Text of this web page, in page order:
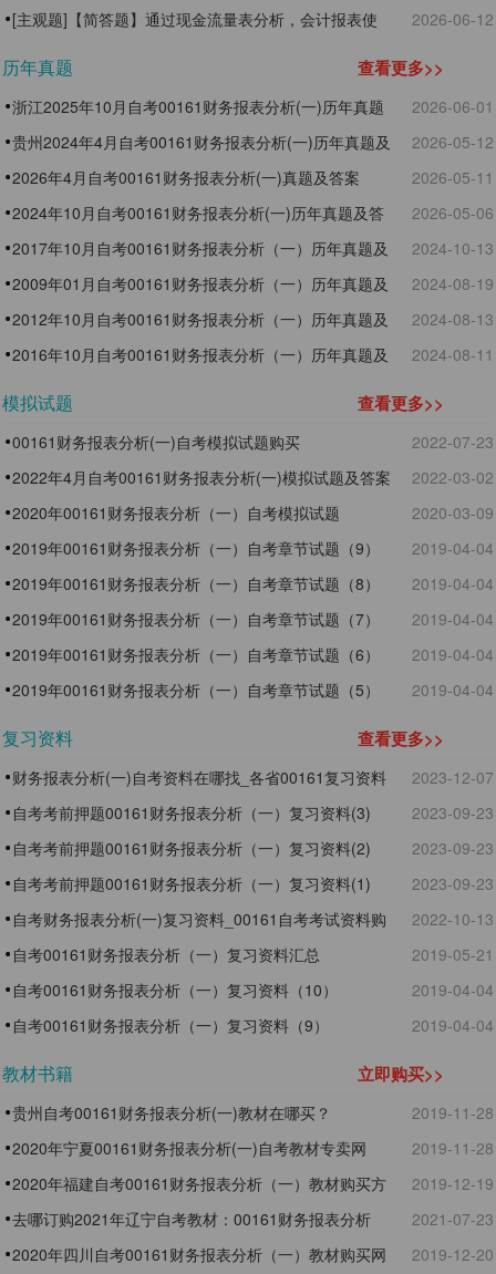
周转天数。
因素。
[主观题]【简答题】通过现金流量表分析，会计报表使
2026-06-12
历年真题 查看更多>>
浙江2025年10月自考00161财务报表分析(一)历年真题
及答案
2026-06-01
贵州2024年4月自考00161财务报表分析(一)历年真题及
答案
2026-05-12
2026年4月自考00161财务报表分析(一)真题及答案
2026-05-11
2024年10月自考00161财务报表分析(一)历年真题及答
案
2026-05-06
2017年10月自考00161财务报表分析（一）历年真题及
答案
2024-10-13
2009年01月自考00161财务报表分析（一）历年真题及
答案
2024-08-19
2012年10月自考00161财务报表分析（一）历年真题及
答案
2024-08-13
2016年10月自考00161财务报表分析（一）历年真题及
答案
2024-08-11
模拟试题 查看更多>>
00161财务报表分析(一)自考模拟试题购买
2022-07-23
2022年4月自考00161财务报表分析(一)模拟试题及答案
1
2022-03-02
2020年00161财务报表分析（一）自考模拟试题
2020-03-09
2019年00161财务报表分析（一）自考章节试题（9）
2019-04-04
2019年00161财务报表分析（一）自考章节试题（8）
2019-04-04
2019年00161财务报表分析（一）自考章节试题（7）
2019-04-04
2019年00161财务报表分析（一）自考章节试题（6）
2019-04-04
2019年00161财务报表分析（一）自考章节试题（5）
2019-04-04
复习资料 查看更多>>
财务报表分析(一)自考资料在哪找_各省00161复习资料
大全
2023-12-07
自考考前押题00161财务报表分析（一）复习资料(3)
2023-09-23
自考考前押题00161财务报表分析（一）复习资料(2)
2023-09-23
自考考前押题00161财务报表分析（一）复习资料(1)
2023-09-23
自考财务报表分析(一)复习资料_00161自考考试资料购
买
2022-10-13
自考00161财务报表分析（一）复习资料汇总
2019-05-21
自考00161财务报表分析（一）复习资料（10）
2019-04-04
自考00161财务报表分析（一）复习资料（9）
2019-04-04
教材书籍 立即购买>>
贵州自考00161财务报表分析(一)教材在哪买？
2019-11-28
2020年宁夏00161财务报表分析(一)自考教材专卖网
2019-11-28
2020年福建自考00161财务报表分析（一）教材购买方
式
2019-12-19
去哪订购2021年辽宁自考教材：00161财务报表分析
(一)
2021-07-23
2020年四川自考00161财务报表分析（一）教材购买网
2019-12-20